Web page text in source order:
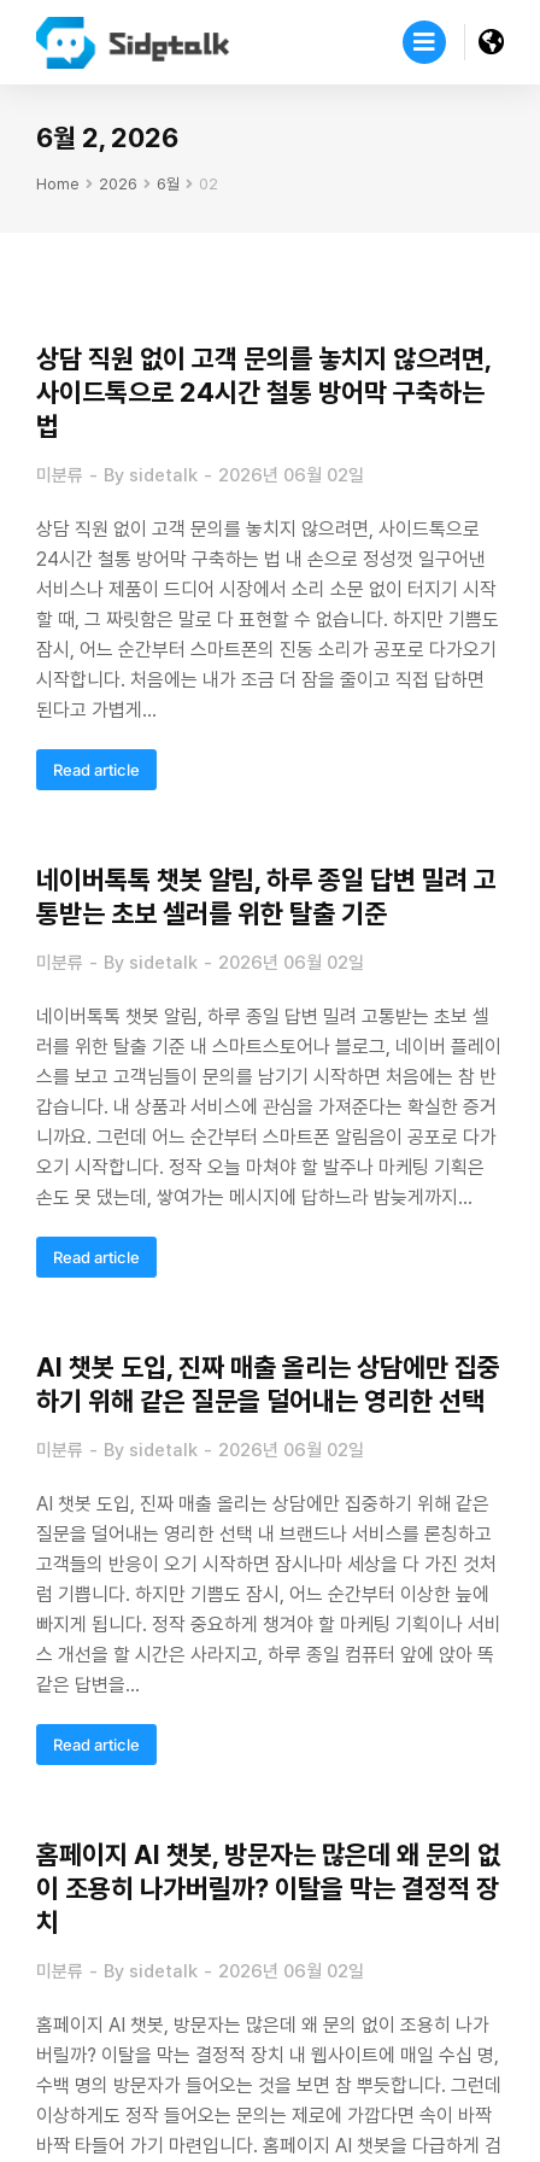
6월 2, 2026
You are here:
Home 2026 6월 02
상담 직원 없이 고객 문의를 놓치지 않으려면,
사이드톡으로 24시간 철통 방어막 구축하는
법
미분류 By sidetalk 2026년 06월 02일
상담 직원 없이 고객 문의를 놓치지 않으려면, 사이드톡으로
24시간 철통 방어막 구축하는 법 내 손으로 정성껏 일구어낸
서비스나 제품이 드디어 시장에서 소리 소문 없이 터지기 시작
할 때, 그 짜릿함은 말로 다 표현할 수 없습니다. 하지만 기쁨도
잠시, 어느 순간부터 스마트폰의 진동 소리가 공포로 다가오기
시작합니다. 처음에는 내가 조금 더 잠을 줄이고 직접 답하면
된다고 가볍게…
Read article
네이버톡톡 챗봇 알림, 하루 종일 답변 밀려 고
통받는 초보 셀러를 위한 탈출 기준
미분류 By sidetalk 2026년 06월 02일
네이버톡톡 챗봇 알림, 하루 종일 답변 밀려 고통받는 초보 셀
러를 위한 탈출 기준 내 스마트스토어나 블로그, 네이버 플레이
스를 보고 고객님들이 문의를 남기기 시작하면 처음에는 참 반
갑습니다. 내 상품과 서비스에 관심을 가져준다는 확실한 증거
니까요. 그런데 어느 순간부터 스마트폰 알림음이 공포로 다가
오기 시작합니다. 정작 오늘 마쳐야 할 발주나 마케팅 기획은
손도 못 댔는데, 쌓여가는 메시지에 답하느라 밤늦게까지…
Read article
AI 챗봇 도입, 진짜 매출 올리는 상담에만 집중
하기 위해 같은 질문을 덜어내는 영리한 선택
미분류 By sidetalk 2026년 06월 02일
AI 챗봇 도입, 진짜 매출 올리는 상담에만 집중하기 위해 같은
질문을 덜어내는 영리한 선택 내 브랜드나 서비스를 론칭하고
고객들의 반응이 오기 시작하면 잠시나마 세상을 다 가진 것처
럼 기쁩니다. 하지만 기쁨도 잠시, 어느 순간부터 이상한 늪에
빠지게 됩니다. 정작 중요하게 챙겨야 할 마케팅 기획이나 서비
스 개선을 할 시간은 사라지고, 하루 종일 컴퓨터 앞에 앉아 똑
같은 답변을…
Read article
홈페이지 AI 챗봇, 방문자는 많은데 왜 문의 없
이 조용히 나가버릴까? 이탈을 막는 결정적 장
치
미분류 By sidetalk 2026년 06월 02일
홈페이지 AI 챗봇, 방문자는 많은데 왜 문의 없이 조용히 나가
버릴까? 이탈을 막는 결정적 장치 내 웹사이트에 매일 수십 명,
수백 명의 방문자가 들어오는 것을 보면 참 뿌듯합니다. 그런데
이상하게도 정작 들어오는 문의는 제로에 가깝다면 속이 바짝
바짝 타들어 가기 마련입니다. 홈페이지 AI 챗봇을 다급하게 검